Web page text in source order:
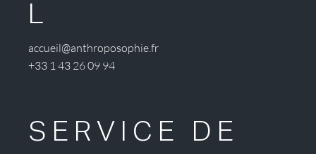
L
accueil@anthroposophie.fr
+33 1 43 26 09 94
SERVICE DE